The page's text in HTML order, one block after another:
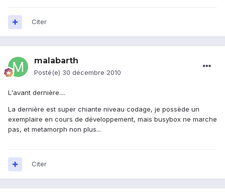
Citer
malabarth
Posté(e) 30 décembre 2010
L'avant dernière....
La dernière est super chiante niveau codage, je possède un
exemplaire en cours de développement, mais busybox ne marche
pas, et metamorph non plus...
Citer